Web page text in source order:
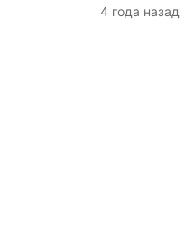
4 года назад